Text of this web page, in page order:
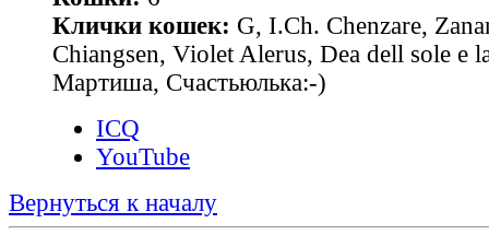
Клички кошек: G, I.Ch. Chenzare,
Chiangsen, Violet Alerus, Dea dell sole e
Мартиша, Счастьюлька:-)
ICQ
YouTube
Вернуться к началу